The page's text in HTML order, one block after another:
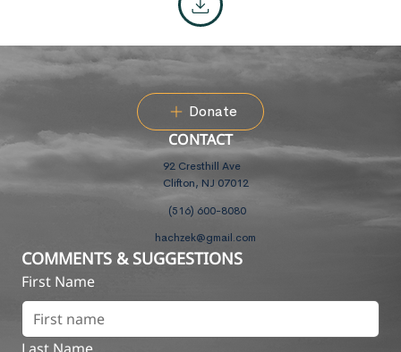
Donate
CONTACT
92 Cresthill Ave
Clifton, NJ 07012
(516) 600-8080
hachzek@gmail.com
COMMENTS & SUGGESTIONS
First Name